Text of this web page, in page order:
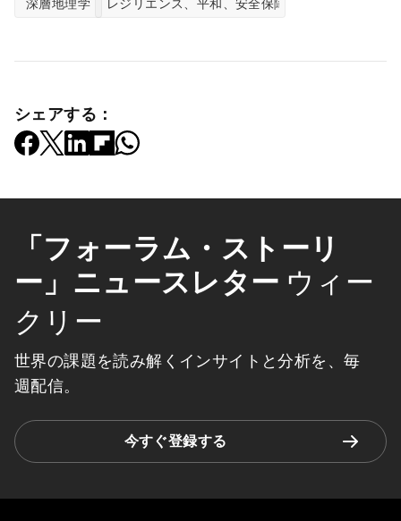
深層地理学 レジリエンス、平和、安全保障
シェアする：
「フォーラム・ストーリ
ー」ニュースレター ウィー
クリー
世界の課題を読み解くインサイトと分析を、毎
週配信。
今すぐ登録する